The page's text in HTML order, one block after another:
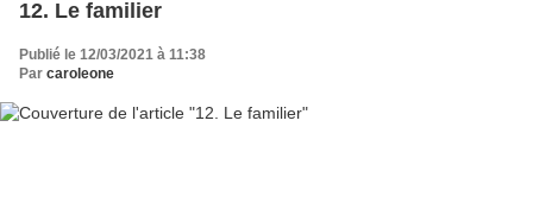
12. Le familier
Publié le 12/03/2021 à 11:38
Par caroleone